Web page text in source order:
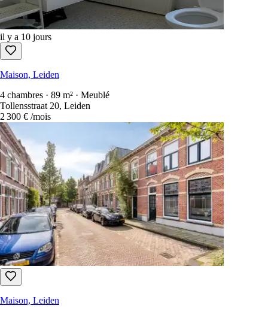
Maison, Leiden
4 chambres · 120 m² · Meublé
Magdalena Moonsstraat, Leiden
3 100 € /mois
il y a 10 jours
Maison, Leiden
4 chambres · 89 m² · Meublé
Tollensstraat 20, Leiden